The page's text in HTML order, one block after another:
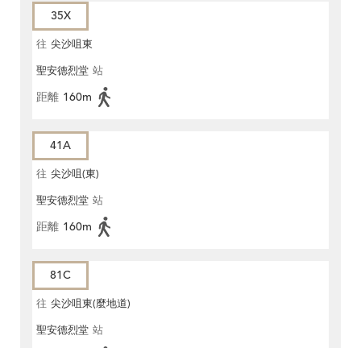
35X
往 尖沙咀東
聖安德烈堂 站
距離 160m
41A
往 尖沙咀(東)
聖安德烈堂 站
距離 160m
81C
往 尖沙咀東(麼地道)
聖安德烈堂 站